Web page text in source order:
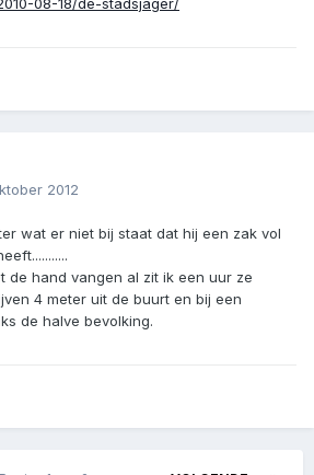
08-18/de-stadsjager/
2012
wat er niet bij staat dat hij een zak vol
de hand vangen al zit ik een uur ze
4 meter uit de buurt en bij een
de halve bevolking.